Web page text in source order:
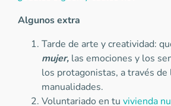
Algunos extra
Tarde de arte y creatividad:
mujer, las emociones y los
los protagonistas, a través de
manualidades.
Voluntariado en tu vivienda